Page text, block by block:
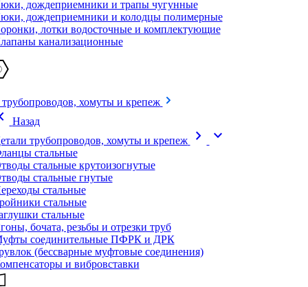
дождеприемники и трапы чугунные
дождеприемники и колодцы полимерные
лотки водосточные и комплектующие
канализационные
трубопроводов, хомуты и крепеж
Назад
трубопроводов, хомуты и крепеж
chevron_right expand_more
стальные
стальные крутоизогнутые
стальные гнутые
стальные
стальные
стальные
бочата, резьбы и отрезки труб
соединительные ПФРК и ДРК
(бессварные муфтовые соединения)
и вибровставки